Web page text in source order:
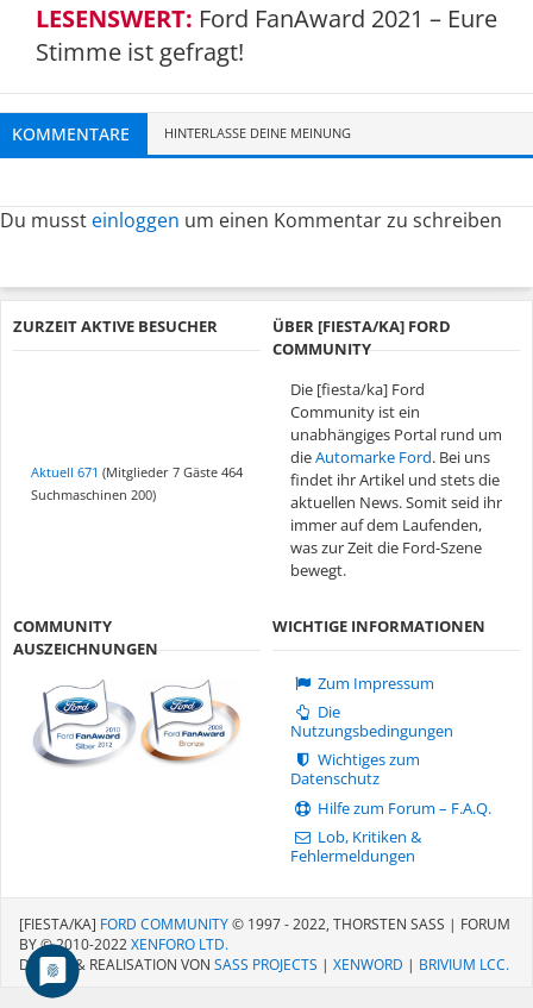
LESENSWERT: Ford FanAward 2021 – Eure
Stimme ist gefragt!
KOMMENTARE HINTERLASSE DEINE MEINUNG
Du musst einloggen um einen Kommentar zu schreiben
ZURZEIT AKTIVE BESUCHER
Aktuell 671 (Mitglieder 7 Gäste 464
Suchmaschinen 200)
ÜBER [FIESTA/KA] FORD
COMMUNITY
Die [fiesta/ka] Ford
Community ist ein
unabhängiges Portal rund um
dieAutomarke Ford. Bei uns
findet ihr Artikel und stets die
aktuellen News. Somit seid ihr
immer auf dem Laufenden,
was zur Zeit die Ford-Szene
bewegt.
COMMUNITY
AUSZEICHNUNGEN
WICHTIGE INFORMATIONEN
Zum Impressum
Die
Nutzungsbedingungen
Wichtiges zum
Datenschutz
Hilfe zum Forum – F.A.Q.
Lob, Kritiken &
Fehlermeldungen
[FIESTA/KA] FORD COMMUNITY© 1997 - 2022, THORSTEN SASS | FORUM
BY © 2010-2022XENFORO LTD.
DESIGN & REALISATION VON SASS PROJECTS | XENWORD | BRIVIUM LCC.